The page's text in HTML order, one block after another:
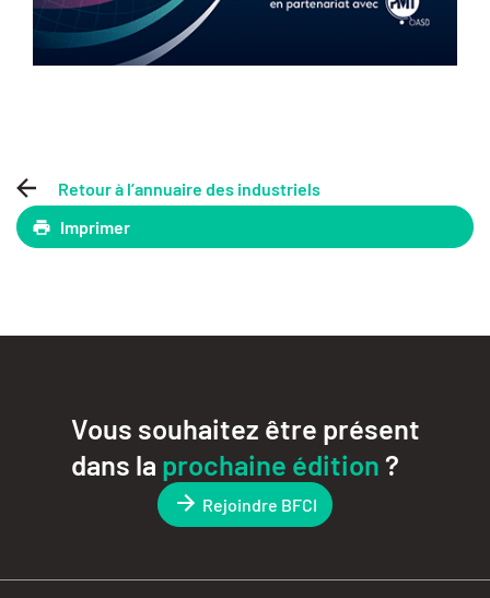
Retour à l’annuaire des industriels
Imprimer
Vous souhaitez être présent
dans la prochaine édition?
Rejoindre BFCI